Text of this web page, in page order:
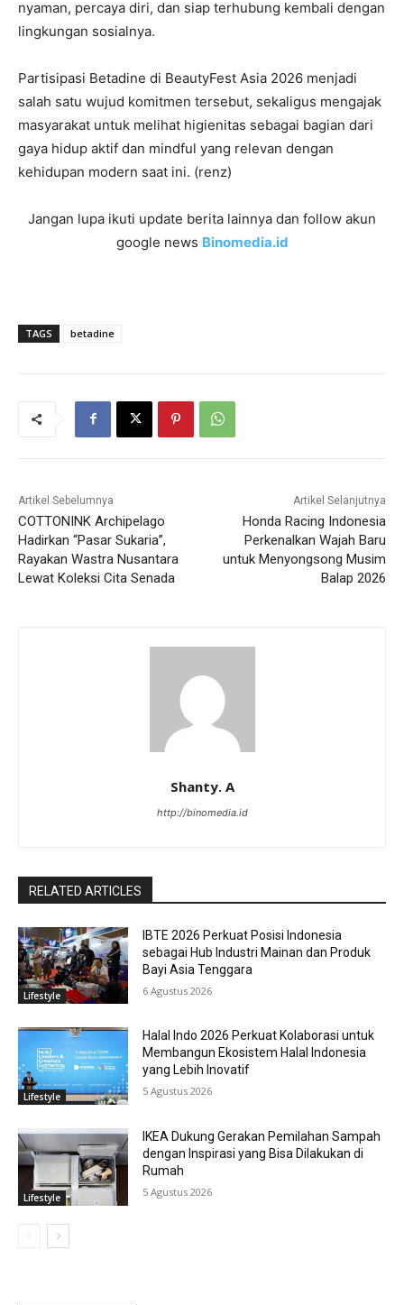
nyaman, percaya diri, dan siap terhubung kembali dengan
lingkungan sosialnya.
Partisipasi Betadine di BeautyFest Asia 2026 menjadi
salah satu wujud komitmen tersebut, sekaligus mengajak
masyarakat untuk melihat higienitas sebagai bagian dari
gaya hidup aktif dan mindful yang relevan dengan
kehidupan modern saat ini. (renz)
Jangan lupa ikuti update berita lainnya dan follow akun
google news Binomedia.id
TAGS betadine
Artikel Sebelumnya
COTTONINK Archipelago
Hadirkan “Pasar Sukaria”,
Rayakan Wastra Nusantara
Lewat Koleksi Cita Senada
Artikel Selanjutnya
Honda Racing Indonesia
Perkenalkan Wajah Baru
untuk Menyongsong Musim
Balap 2026
Shanty. A
http://binomedia.id
RELATED ARTICLES
Lifestyle
IBTE 2026 Perkuat Posisi Indonesia
sebagai Hub Industri Mainan dan Produk
Bayi Asia Tenggara
6 Agustus 2026
Lifestyle
Halal Indo 2026 Perkuat Kolaborasi untuk
Membangun Ekosistem Halal Indonesia
yang Lebih Inovatif
5 Agustus 2026
Lifestyle
IKEA Dukung Gerakan Pemilahan Sampah
dengan Inspirasi yang Bisa Dilakukan di
Rumah
5 Agustus 2026